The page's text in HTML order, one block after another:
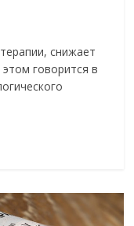
снижает
говорится в